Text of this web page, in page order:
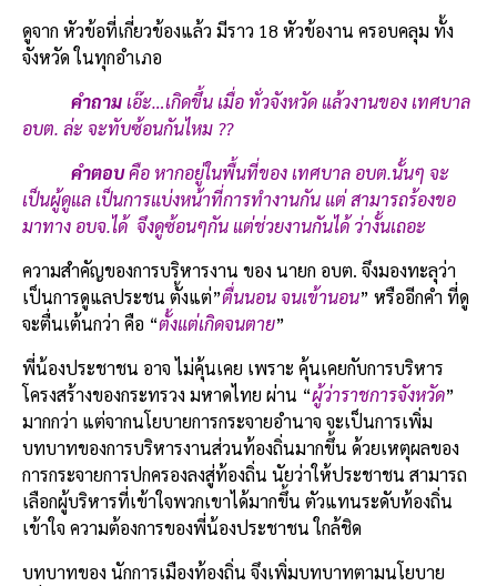
ดูจาก หัวข้อที่เกี่ยวข้องแล้ว มีราว 18 หัวข้องาน ครอบคลุม ทั้ง
จังหวัด ในทุกอำเภอ
คำถามเอ๊ะ…เกิดขึ้น เมื่อ ทั่วจังหวัด แล้วงานของ เทศบาล
อบต. ล่ะ จะทับซ้อนกันไหม ??
คำตอบคือ หากอยู่ในพื้นที่ของ เทศบาล อบต.นั้นๆ จะ
เป็นผู้ดูแล เป็นการแบ่งหน้าที่การทำงานกัน แต่ สามารถร้องขอ
มาทาง อบจ.ได้ จึงดูซ้อนๆกัน แต่ช่วยงานกันได้ ว่างั้นเถอะ
ความสำคัญของการบริหารงาน ของ นายก อบต. จึงมองทะลุว่า
เป็นการดูแลประชน ตั้งแต่”ตื่นนอน จนเข้านอน” หรืออีกคำ ที่ดู
จะตื่นเต้นกว่า คือ “ตั้งแต่เกิดจนตาย”
พี่น้องประชาชน อาจ ไม่คุ้นเคย เพราะ คุ้นเคยกับการบริหาร
โครงสร้างของกระทรวง มหาดไทย ผ่าน “ผู้ว่าราชการจังหวัด”
มากกว่า แต่จากนโยบายการกระจายอำนาจ จะเป็นการเพิ่ม
บทบาทของการบริหารงานส่วนท้องถิ่นมากขึ้น ด้วยเหตุผลของ
การกระจายการปกครองลงสู่ท้องถิ่น นัยว่าให้ประชาชน สามารถ
เลือกผู้บริหารที่เข้าใจพวกเขาได้มากขึ้น ตัวแทนระดับท้องถิ่น
เข้าใจ ความต้องการของพี่น้องประชาชน ใกล้ชิด
บทบาทของ นักการเมืองท้องถิ่น จึงเพิ่มบทบาทตามนโยบาย